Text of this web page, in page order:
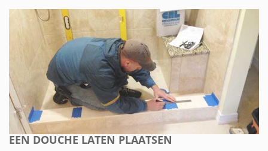
EEN DOUCHE LATEN PLAATSEN